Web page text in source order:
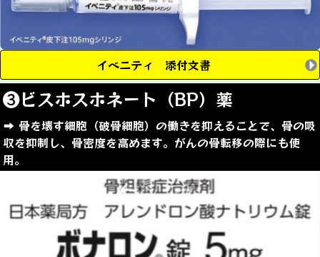
イベニティ 添付文書
❸ビスホスホネート（BP）薬
➡︎ 骨を壊す細胞（破骨細胞）の働きを抑えることで、骨の吸
収を抑制し、骨密度を高めます。がんの骨転移の際にも使
用。